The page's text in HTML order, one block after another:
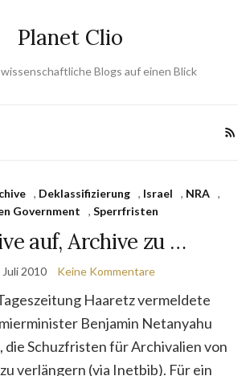
Planet Clio
Blogs auf einen Blick
, Deklassifizierung , Israel , NRA ,
Government
, Sperrfristen
auf, Archive zu …
Juli 2010 Keine Kommentare
Haaretz vermeldete
Benjamin Netanyahu
Schuzfristen für Archivalien von
verlängern (via Inetbib). Für ein